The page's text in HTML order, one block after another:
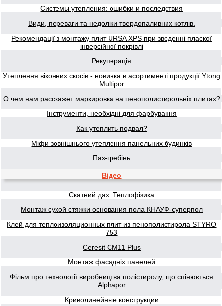
Системы утепления: ошибки и последствия
Види, переваги та недоліки твердопаливних котлів.
Рекомендації з монтажу плит URSA XPS при зведенні пласкої
інверсійної покрівлі
Рекуперація
Утеплення віконних скосів - новинка в асортименті продукції Ytong
Multipor
О чем нам расскажет маркировка на пенополистирольніх плитах?
Інструменти, необхідні для фарбування
Как утеплить подвал?
Міфи зовнішнього утеплення панельних будинків
Паз-гребінь
Відео
Скатний дах. Теплофізика
Монтаж сухой стяжки основания пола КНАУФ-суперпол
Клей для теплоизоляционных плит из пенополистирола STYRO
753
Ceresit CM11 Plus
Монтаж фасадніх панелей
Фільм про технології виробництва полістиролу, що спінюється
Alphapor
Криволинейные конструкции